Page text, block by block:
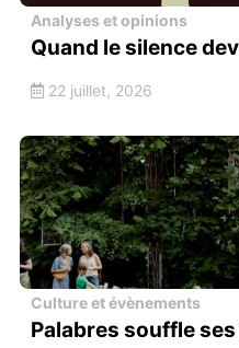
Analyses et opinions
Quand le silence
22 juillet, 2026
Culture et évènements
Palabres souffle